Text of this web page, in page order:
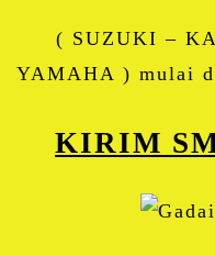
( SUZUKI –
YAMAHA ) mulai
KIRIM